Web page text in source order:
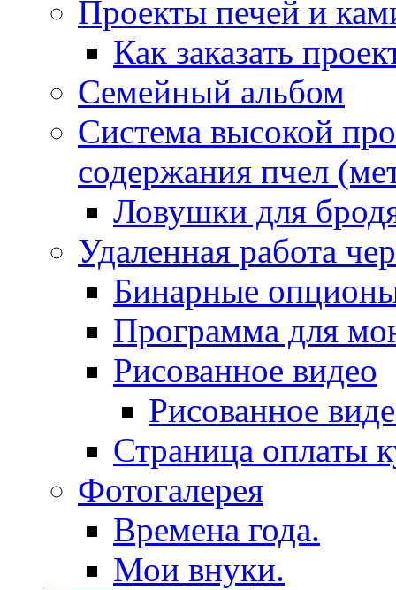
Проекты печей и
Как заказать
Семейный альбом
Система высокой
содержания пчел
Ловушки для
Удаленная работа
Бинарные
Программа для
Рисованное видео
Рисованное
Страница оплаты
Фотогалерея
Времена года.
Мои внуки.